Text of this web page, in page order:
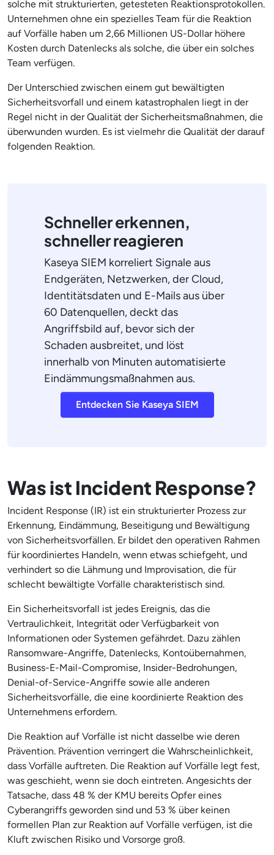
solche mit strukturierten, getesteten Reaktionsprotokollen.
Unternehmen ohne ein spezielles Team für die Reaktion
auf Vorfälle haben um 2,66 Millionen US-Dollar höhere
Kosten durch Datenlecks als solche, die über ein solches
Team verfügen.
Der Unterschied zwischen einem gut bewältigten
Sicherheitsvorfall und einem katastrophalen liegt in der
Regel nicht in der Qualität der Sicherheitsmaßnahmen, die
überwunden wurden. Es ist vielmehr die Qualität der darauf
folgenden Reaktion.
Schneller erkennen,
schneller reagieren
Kaseya SIEM korreliert Signale aus
Endgeräten, Netzwerken, der Cloud,
Identitätsdaten und E-Mails aus über
60 Datenquellen, deckt das
Angriffsbild auf, bevor sich der
Schaden ausbreitet, und löst
innerhalb von Minuten automatisierte
Eindämmungsmaßnahmen aus.
Entdecken Sie Kaseya SIEM
Was ist Incident Response?
Incident Response (IR) ist ein strukturierter Prozess zur
Erkennung, Eindämmung, Beseitigung und Bewältigung
von Sicherheitsvorfällen. Er bildet den operativen Rahmen
für koordiniertes Handeln, wenn etwas schiefgeht, und
verhindert so die Lähmung und Improvisation, die für
schlecht bewältigte Vorfälle charakteristisch sind.
Ein Sicherheitsvorfall ist jedes Ereignis, das die
Vertraulichkeit, Integrität oder Verfügbarkeit von
Informationen oder Systemen gefährdet. Dazu zählen
Ransomware-Angriffe, Datenlecks, Kontoübernahmen,
Business-E-Mail-Compromise, Insider-Bedrohungen,
Denial-of-Service-Angriffe sowie alle anderen
Sicherheitsvorfälle, die eine koordinierte Reaktion des
Unternehmens erfordern.
Die Reaktion auf Vorfälle ist nicht dasselbe wie deren
Prävention. Prävention verringert die Wahrscheinlichkeit,
dass Vorfälle auftreten. Die Reaktion auf Vorfälle legt fest,
was geschieht, wenn sie doch eintreten. Angesichts der
Tatsache, dass 48 % der KMU bereits Opfer eines
Cyberangriffs geworden sind und 53 % über keinen
formellen Plan zur Reaktion auf Vorfälle verfügen, ist die
Kluft zwischen Risiko und Vorsorge groß.